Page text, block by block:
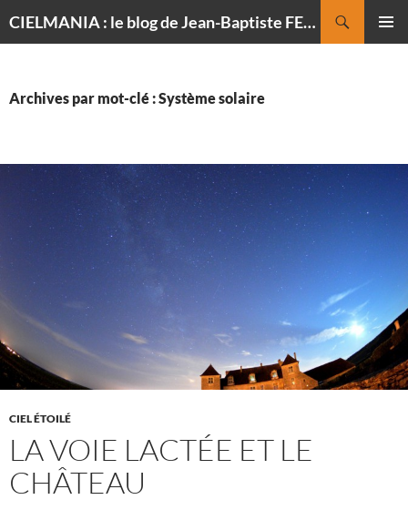
CIELMANIA : le blog de Jean-Baptiste FELDMANN, photographe du ciel
Archives par mot-clé : Système solaire
CIEL ÉTOILÉ
LA VOIE LACTÉE ET LE
CHÂTEAU